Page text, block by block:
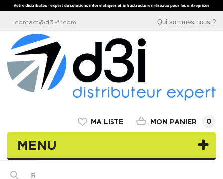
Qui sommes nous ?
contact@d3i-fr.com
MON PANIER 0
MA LISTE
MENU